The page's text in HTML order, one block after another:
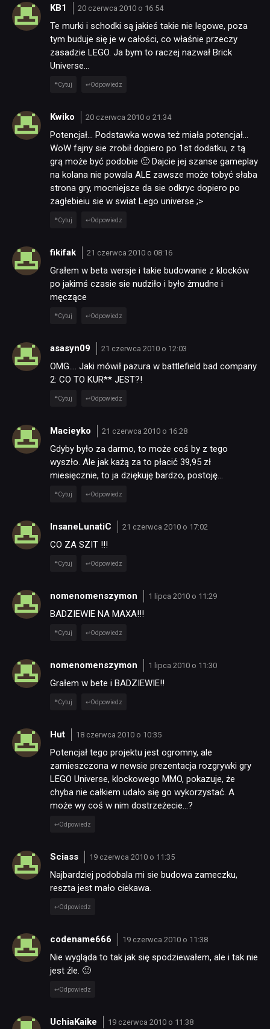
KB1 20 czerwca 2010 o 16:54
Te murki i schodki są jakieś takie nie legowe, poza
tym buduje się je w całości, co właśnie przeczy
zasadzie LEGO. Ja bym to raczej nazwał Brick
Universe…
Cytuj Odpowiedz
Kwiko 20 czerwca 2010 o 21:34
Potencjał… Podstawka wowa też miała potencjał…
WoW fajny sie zrobił dopiero po 1st dodatku, z tą
grą może być podobie 🙂 Dajcie jej szanse gameplay
na kolana nie powala ALE zawsze może tobyć słaba
strona gry, mocniejsze da sie odkryc dopiero po
zagłebieiu sie w swiat Lego universe ;>
Cytuj Odpowiedz
fikifak 21 czerwca 2010 o 08:16
Grałem w beta wersje i takie budowanie z klocków
po jakimś czasie sie nudziło i było żmudne i
męczące
Cytuj Odpowiedz
asasyn09 21 czerwca 2010 o 12:03
OMG…. Jaki mówił pazura w battlefield bad company
2: CO TO KUR** JEST?!
Cytuj Odpowiedz
Macieyko 21 czerwca 2010 o 16:28
Gdyby było za darmo, to może coś by z tego
wyszło. Ale jak każą za to płacić 39,95 zł
miesięcznie, to ja dziękuję bardzo, postoję…
Cytuj Odpowiedz
InsaneLunatiC 21 czerwca 2010 o 17:02
CO ZA SZIT !!!
Cytuj Odpowiedz
nomenomenszymon 1 lipca 2010 o 11:29
BADZIEWIE NA MAXA!!!
Cytuj Odpowiedz
nomenomenszymon 1 lipca 2010 o 11:30
Grałem w bete i BADZIEWIE!!
Cytuj Odpowiedz
Hut 18 czerwca 2010 o 10:35
Potencjał tego projektu jest ogromny, ale
zamieszczona w newsie prezentacja rozgrywki gry
LEGO Universe, klockowego MMO, pokazuje, że
chyba nie całkiem udało się go wykorzystać. A
może wy coś w nim dostrzeżecie…?
Odpowiedz
Sciass 19 czerwca 2010 o 11:35
Najbardziej podobala mi sie budowa zameczku,
reszta jest mało ciekawa.
Odpowiedz
codename666 19 czerwca 2010 o 11:38
Nie wygląda to tak jak się spodziewałem, ale i tak nie
jest źle. 🙂
Odpowiedz
UchiaKaike 19 czerwca 2010 o 11:38